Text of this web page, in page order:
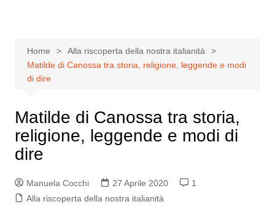
Home
Alla riscoperta della nostra italianità
Matilde di Canossa tra storia, religione, leggende e modi
di dire
Matilde di Canossa tra storia,
religione, leggende e modi di
dire
Manuela Cocchi 27 Aprile 2020
1
Alla riscoperta della nostra italianità